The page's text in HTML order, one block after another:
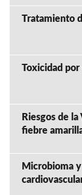
Tratamiento
Toxicidad
Riesgos de la
fiebre
Microbioma